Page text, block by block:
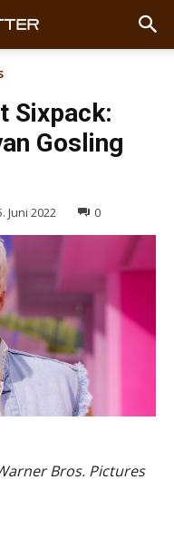
Sixpack:
Gosling
Juni 2022 0
Bros. Pictures